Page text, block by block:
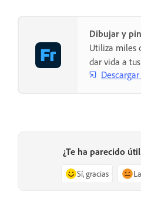
Dibujar y
Utiliza miles
dar vida a
¿Te ha parecido
Sí, gracias